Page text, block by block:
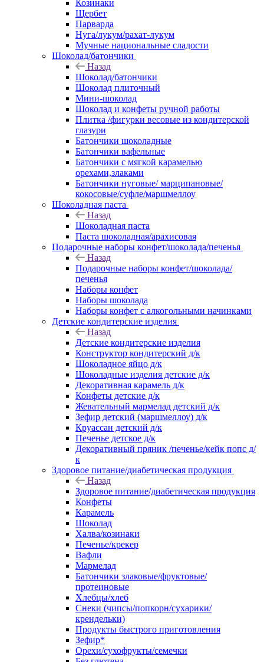
Козинаки
Щербет
Парварда
Нуга/лукум/рахат-лукум
Мучные национальные сладости
Шоколад/батончики
Назад
Шоколад/батончики
Шоколад плиточный
Мини-шоколад
Шоколад и конфеты ручной работы
Плитка /фигурки весовые из кондитерской
глазури
Батончики шоколадные
Батончики вафельные
Батончики с мягкой карамелью
орехами,злаками
Батончики нуговые/ марципановые/
кокосовые/суфле/маршмеллоу
Шоколадная паста
Назад
Шоколадная паста
Паста шоколадная/арахисовая
Подарочные наборы конфет/шоколада/печенья
Назад
Подарочные наборы конфет/шоколада/
печенья
Наборы конфет
Наборы шоколада
Наборы конфет с алкогольными начинками
Детские кондитерские изделия
Назад
Детские кондитерские изделия
Конструктор кондитерский д/к
Шоколадное яйцо д/к
Шоколадные изделия детские д/к
Декоративная карамель д/к
Конфеты детские д/к
Жевательный мармелад детский д/к
Зефир детский (маршмеллоу) д/к
Круассан детский д/к
Печенье детское д/к
Декоративный пряник /печенье/кейк попс д/
к
Здоровое питание/диабетическая продукция
Назад
Здоровое питание/диабетическая продукция
Конфеты
Карамель
Шоколад
Халва/козинаки
Печенье/крекер
Вафли
Мармелад
Батончики злаковые/фруктовые/
протеиновые
Хлебцы/хлеб
Снеки (чипсы/попкорн/сухарики/
крендельки)
Продукты быстрого приготовления
Зефир*
Орехи/сухофрукты/семечки